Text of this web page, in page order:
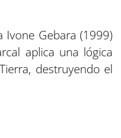
Ivone Gebara (1999)
aplica una lógica
destruyendo el